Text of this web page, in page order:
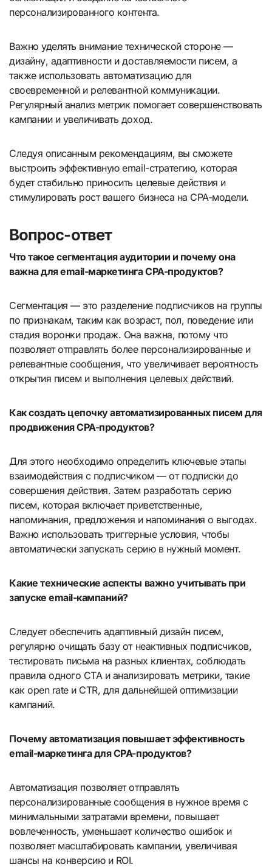
персонализированного контента.
Важно уделять внимание технической стороне —
дизайну, адаптивности и доставляемости писем, а
также использовать автоматизацию для
своевременной и релевантной коммуникации.
Регулярный анализ метрик помогает совершенствовать
кампании и увеличивать доход.
Следуя описанным рекомендациям, вы сможете
выстроить эффективную email-стратегию, которая
будет стабильно приносить целевые действия и
стимулировать рост вашего бизнеса на CPA-модели.
Вопрос-ответ
Что такое сегментация аудитории и почему она
важна для email-маркетинга CPA-продуктов?
Сегментация — это разделение подписчиков на группы
по признакам, таким как возраст, пол, поведение или
стадия воронки продаж. Она важна, потому что
позволяет отправлять более персонализированные и
релевантные сообщения, что увеличивает вероятность
открытия писем и выполнения целевых действий.
Как создать цепочку автоматизированных писем для
продвижения CPA-продуктов?
Для этого необходимо определить ключевые этапы
взаимодействия с подписчиком — от подписки до
совершения действия. Затем разработать серию
писем, которая включает приветственные,
напоминания, предложения и напоминания о выгодах.
Важно использовать триггерные условия, чтобы
автоматически запускать серию в нужный момент.
Какие технические аспекты важно учитывать при
запуске email-кампаний?
Следует обеспечить адаптивный дизайн писем,
регулярно очищать базу от неактивных подписчиков,
тестировать письма на разных клиентах, соблюдать
правила одного CTA и анализировать метрики, такие
как open rate и CTR, для дальнейшей оптимизации
кампаний.
Почему автоматизация повышает эффективность
email-маркетинга для CPA-продуктов?
Автоматизация позволяет отправлять
персонализированные сообщения в нужное время с
минимальными затратами времени, повышает
вовлеченность, уменьшает количество ошибок и
позволяет масштабировать кампании, увеличивая
шансы на конверсию и ROI.